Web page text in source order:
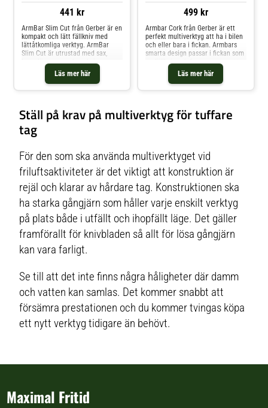
441 kr
Läs mer här
ArmBar Slim Cut från Gerber är en
kompakt och lätt fällkniv med
lättåtkomliga verktyg. ArmBar
Slim Cut är utrustad med sax,
enkelt fälls ut med
enhandsfattning. Ramlåset håller
bladet på plats för säker
499 kr
Läs mer här
Armbar Cork från Gerber är ett
perfekt multiverktyg att ha i bilen
och eller bara i fickan. Armbars
smarta design passar i fickan som
fullt kapabelt multiverktyg.
Armbar Drive har verktyg för att
hantera de uppgifter som en
kapsylöppnare och en två sidig
bits för spår-och stjärnskruvar.
5Cr15MoVVerktyg: Kniv, sax, liten
kofot, kapsylöppnare,
konservöppnare, folieklippare,
hävstångsarm och korkskruv.
Ställ på krav på multiverktyg för tuffare
tag
För den som ska använda multiverktyget vid
friluftsaktiviteter är det viktigt att konstruktion är
rejäl och klarar av hårdare tag. Konstruktionen ska
ha starka gångjärn som håller varje enskilt verktyg
på plats både i utfällt och ihopfällt läge. Det gäller
framförallt för knivbladen så allt för lösa gångjärn
kan vara farligt.
Se till att det inte finns några håligheter där damm
och vatten kan samlas. Det kommer snabbt att
försämra prestationen och du kommer tvingas köpa
ett nytt verktyg tidigare än behövt.
Maximal Fritid